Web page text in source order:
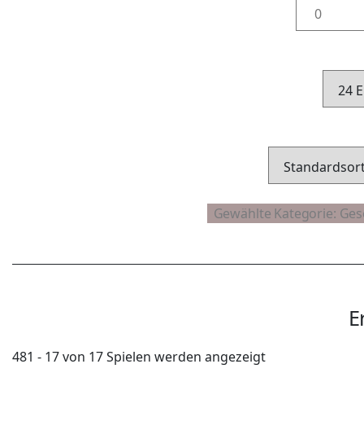
481 - 17 von 17 Spielen werden angezeigt